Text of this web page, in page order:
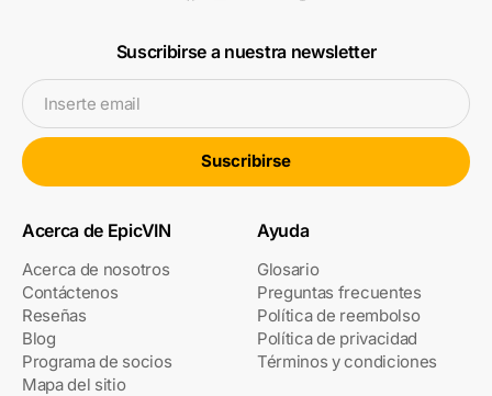
Suscribirse a nuestra newsletter
Inserte email
Suscribirse
Acerca de EpicVIN
Acerca de nosotros
Contáctenos
Reseñas
Blog
Programa de socios
Mapa del sitio
Ayuda
Glosario
Preguntas frecuentes
Política de reembolso
Política de privacidad
Términos y condiciones